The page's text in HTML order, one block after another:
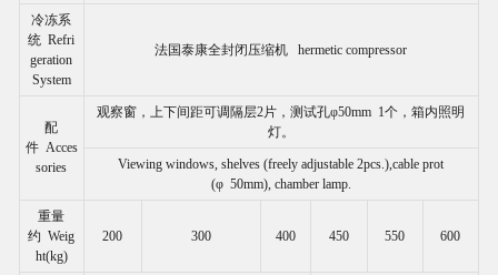
冷冻系
统 Refri
geration
System
法国泰康全封闭压缩机 hermetic compressor
配
件 Acces
sories
观察窗，上下间距可调隔层2片，测试孔φ50mm 1个，箱内照明
灯。
Viewing windows, shelves (freely adjustable 2pcs.),cable prot
(φ 50mm), chamber lamp.
重量
约 Weig
ht(kg)
200 300 400 450 550 600